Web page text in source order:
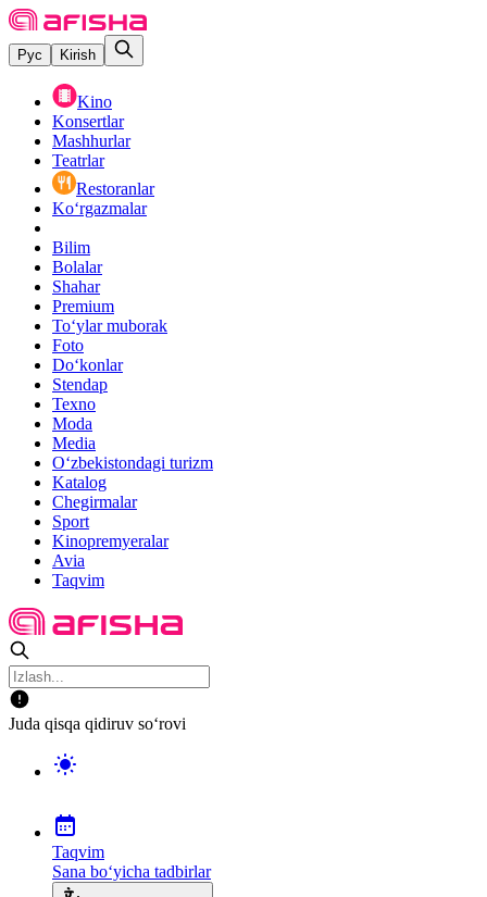
Рус Kirish
Kino
Konsertlar
Mashhurlar
Teatrlar
Restoranlar
Ko‘rgazmalar
Bilim
Bolalar
Shahar
Premium
Toʻylar muborak
Foto
Do‘konlar
Stendap
Texno
Moda
Media
O‘zbekistondagi turizm
Katalog
Chegirmalar
Sport
Kinopremyeralar
Avia
Taqvim
Juda qisqa qidiruv so‘rovi
Taqvim
Sana bo‘yicha tadbirlar